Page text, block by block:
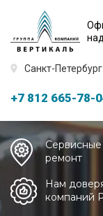
Санкт-Петербург
+7 812 665-78-
ремонт
Нам
компаний